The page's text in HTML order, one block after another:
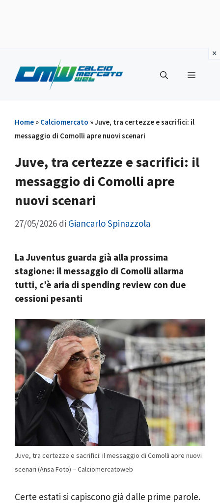
contenuto
Menu
Home » Calciomercato »Juve, tra certezze e sacrifici: il
messaggio di Comolli apre nuovi scenari
Juve, tra certezze e sacrifici: il
messaggio di Comolli apre
nuovi scenari
27/05/2026 di Giancarlo Spinazzola
La Juventus guarda già alla prossima
stagione: il messaggio di Comolli allarma
tutti, c’è aria di spending review con due
cessioni pesanti
Juve, tra certezze e sacrifici: il messaggio di Comolli apre nuovi
scenari (Ansa Foto) – Calciomercatoweb
Certe estati si capiscono già dalle prime parole.